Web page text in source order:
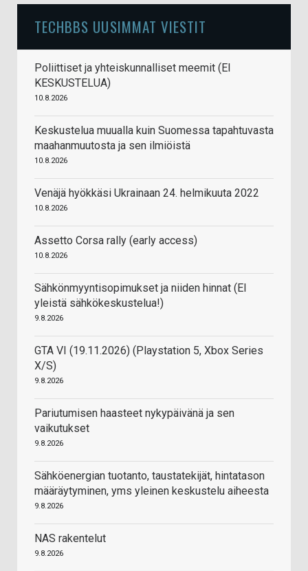
TECHBBS UUSIMMAT VIESTIT
Poliittiset ja yhteiskunnalliset meemit (EI
KESKUSTELUA)
10.8.2026
Keskustelua muualla kuin Suomessa tapahtuvasta
maahanmuutosta ja sen ilmiöistä
10.8.2026
Venäjä hyökkäsi Ukrainaan 24. helmikuuta 2022
10.8.2026
Assetto Corsa rally (early access)
10.8.2026
Sähkönmyyntisopimukset ja niiden hinnat (EI
yleistä sähkökeskustelua!)
9.8.2026
GTA VI (19.11.2026) (Playstation 5, Xbox Series
X/S)
9.8.2026
Pariutumisen haasteet nykypäivänä ja sen
vaikutukset
9.8.2026
Sähköenergian tuotanto, taustatekijät, hintatason
määräytyminen, yms yleinen keskustelu aiheesta
9.8.2026
NAS rakentelut
9.8.2026